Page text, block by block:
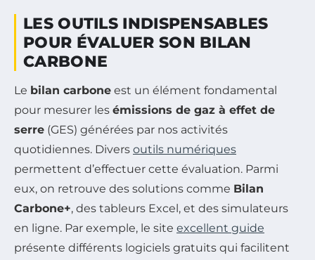
LES OUTILS INDISPENSABLES
POUR ÉVALUER SON BILAN
CARBONE
Le bilan carbone est un élément fondamental
pour mesurer les émissions de gaz à effet de
serre (GES) générées par nos activités
quotidiennes. Divers outils numériques
permettent d’effectuer cette évaluation. Parmi
eux, on retrouve des solutions comme Bilan
Carbone+, des tableurs Excel, et des simulateurs
en ligne. Par exemple, le site excellent guide
présente différents logiciels gratuits qui facilitent